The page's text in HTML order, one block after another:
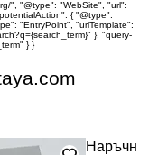
", "@type": "WebSite", "url":
{ "@type":
"EntryPoint", "urlTemplate":
}, "query-
} }
Наръчн